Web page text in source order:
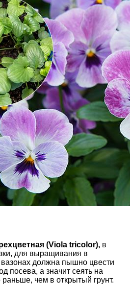
(Viola tricolor), в
для выращивания в
должна пышно цвести
посева, а значит сеять на
чем в открытый грунт.